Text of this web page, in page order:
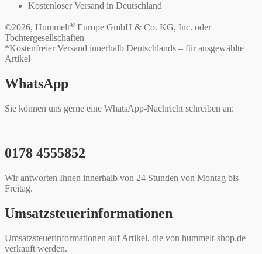
Kostenloser Versand in Deutschland
©2026, Hummelt® Europe GmbH & Co. KG, Inc. oder
Tochtergesellschaften
*Kostenfreier Versand innerhalb Deutschlands – für ausgewählte
Artikel
WhatsApp
Sie können uns gerne eine WhatsApp-Nachricht schreiben an:
0178 4555852
Wir antworten Ihnen innerhalb von 24 Stunden von Montag bis
Freitag.
Umsatzsteuerinformationen
Umsatzsteuerinformationen auf Artikel, die von hummelt-shop.de
verkauft werden.